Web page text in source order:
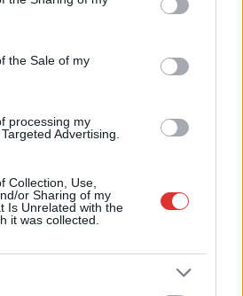
Google and its third-party tags to
specified purposes in below Google
the Sale of my
processing my
Advertising.
Collection, Use,
or Sharing of my
Is Unrelated with the
it was collected.
vállalkozással egyeztetett
megsegítéséről
jelezte, hogy segítene
akik a tószegi kerékpárgyár